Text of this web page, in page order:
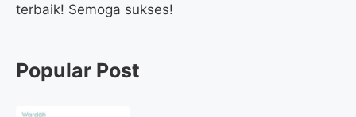
terbaik! Semoga sukses!
Popular Post